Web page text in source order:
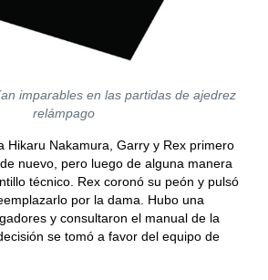
imparables en las partidas de ajedrez
relámpago
Hikaru Nakamura, Garry y Rex primero
nuevo, pero luego de alguna manera
técnico. Rex coronó su peón y pulsó
por la dama. Hubo una
y consultaron el manual de la
se tomó a favor del equipo de